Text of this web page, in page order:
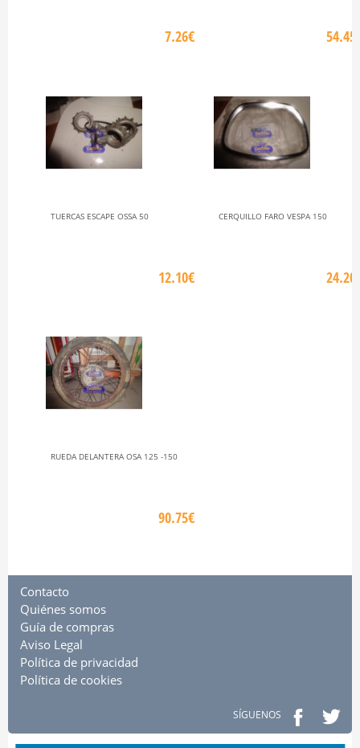
7.26€
TUERCAS ESCAPE OSSA 50
12.10€
CERQUILLO FARO VESPA 150
RUEDA DELANTERA OSA 125 -150
90.75€
Contacto
Quiénes somos
Guía de compras
Aviso Legal
Política de privacidad
Política de cookies
SÍGUENOS